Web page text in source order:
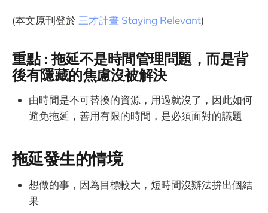
(本文原刊登於 三才計畫 Staying Relevant)
重點 : 拖延不是時間管理問題，而是背
後有隱藏的焦慮沒被解決
由時間是不可替換的資源，用過就沒了，因此如何
避免拖延，善用有限的時間，是必須面對的議題
拖延發生的情境
想做的事，因為目標較大，短時間沒辦法拚出個結
果